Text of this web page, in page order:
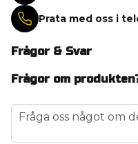
Prata med oss i
Frågor & Svar
Frågor om
question
Fråga oss något om